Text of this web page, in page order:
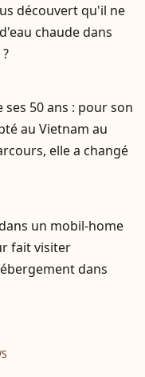
découvert qu'il ne
chaude dans
50 ans : pour son
au Vietnam au
elle a changé
un mobil-home
fait visiter
dans